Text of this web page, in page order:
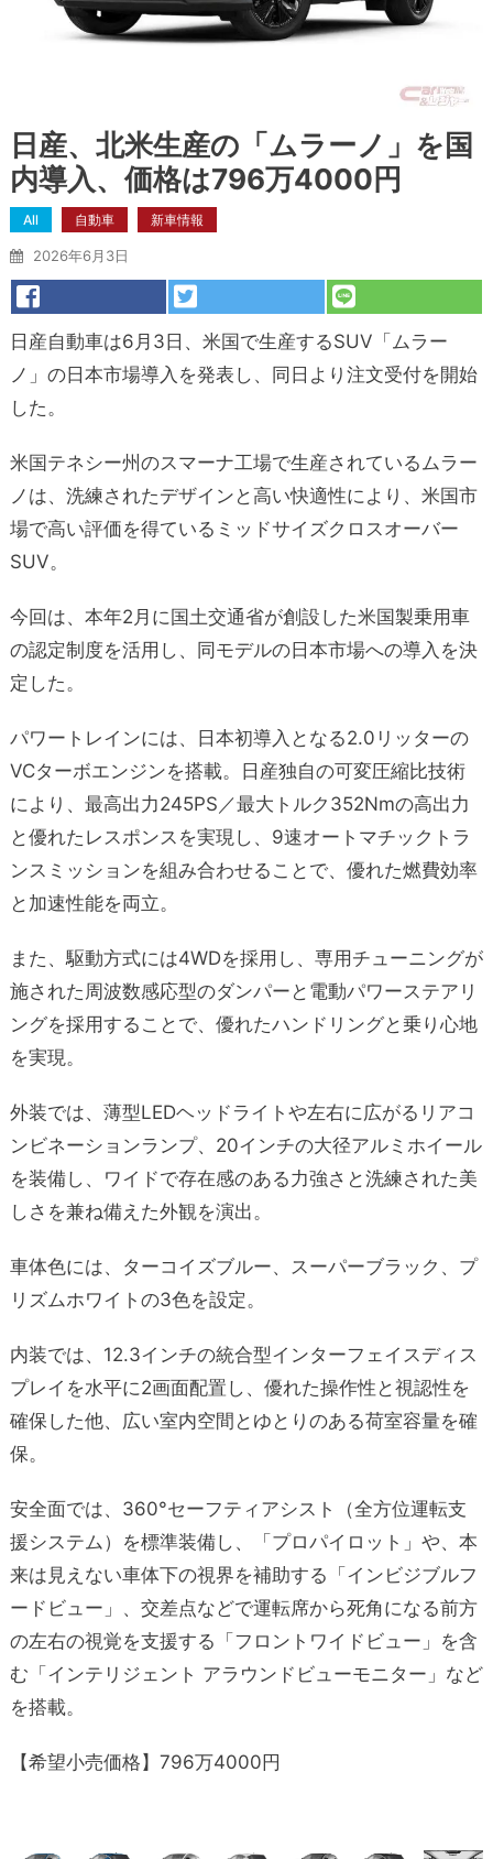
日産、北米生産の「ムラーノ」を国
内導入、価格は796万4000円
All 自動車 新車情報
2026年6月3日
日産自動車は6月3日、米国で生産するSUV「ムラー
ノ」の日本市場導入を発表し、同日より注文受付を開始
した。
米国テネシー州のスマーナ工場で生産されているムラー
ノは、洗練されたデザインと高い快適性により、米国市
場で高い評価を得ているミッドサイズクロスオーバー
SUV。
今回は、本年2月に国土交通省が創設した米国製乗用車
の認定制度を活用し、同モデルの日本市場への導入を決
定した。
パワートレインには、日本初導入となる2.0リッターの
VCターボエンジンを搭載。日産独自の可変圧縮比技術
により、最高出力245PS／最大トルク352Nmの高出力
と優れたレスポンスを実現し、9速オートマチックトラ
ンスミッションを組み合わせることで、優れた燃費効率
と加速性能を両立。
また、駆動方式には4WDを採用し、専用チューニングが
施された周波数感応型のダンパーと電動パワーステアリ
ングを採用することで、優れたハンドリングと乗り心地
を実現。
外装では、薄型LEDヘッドライトや左右に広がるリアコ
ンビネーションランプ、20インチの大径アルミホイール
を装備し、ワイドで存在感のある力強さと洗練された美
しさを兼ね備えた外観を演出。
車体色には、ターコイズブルー、スーパーブラック、プ
リズムホワイトの3色を設定。
内装では、12.3インチの統合型インターフェイスディス
プレイを水平に2画面配置し、優れた操作性と視認性を
確保した他、広い室内空間とゆとりのある荷室容量を確
保。
安全面では、360°セーフティアシスト（全方位運転支
援システム）を標準装備し、「プロパイロット」や、本
来は見えない車体下の視界を補助する「インビジブルフ
ードビュー」、交差点などで運転席から死角になる前方
の左右の視覚を支援する「フロントワイドビュー」を含
む「インテリジェント アラウンドビューモニター」など
を搭載。
【希望小売価格】796万4000円